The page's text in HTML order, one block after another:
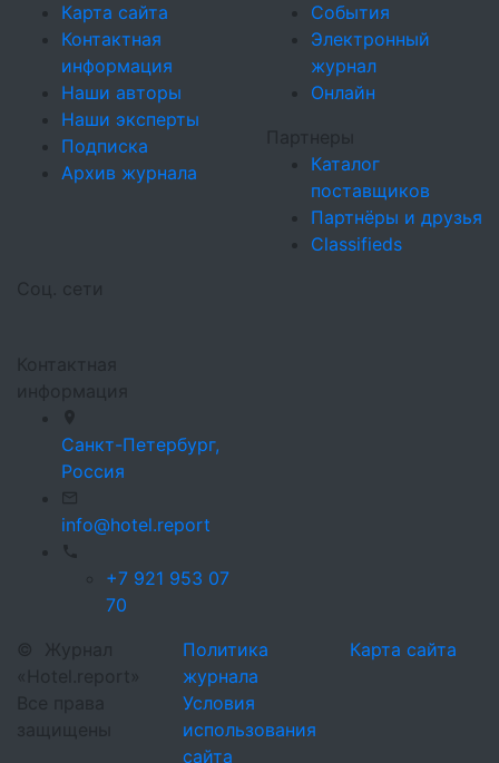
Карта сайта
Контактная
информация
Наши авторы
Наши эксперты
Подписка
Архив журнала
События
Электронный
журнал
Онлайн
Партнеры
Каталог
поставщиков
Партнёры и друзья
Classifieds
Соц. сети
Контактная
информация
Санкт-Петербург,
Россия
info@hotel.report
+7 921 953 07
70
©
Журнал
«Hotel.report»
Все права
защищены
Политика
журнала
Условия
использования
сайта
Карта сайта